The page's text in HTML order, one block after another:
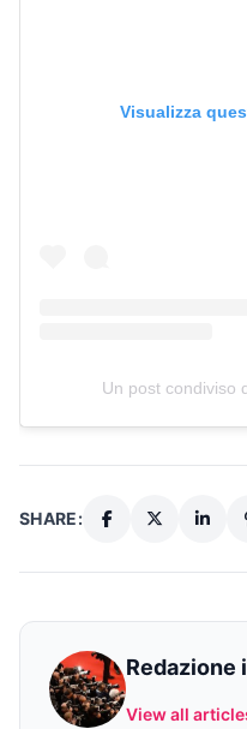
Visualizza
Un post condiviso
SHARE:
Redazione
View all